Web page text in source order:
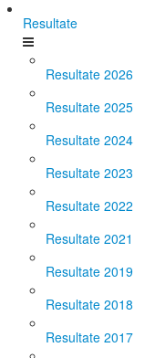
Resultate
Resultate 2026
Resultate 2025
Resultate 2024
Resultate 2023
Resultate 2022
Resultate 2021
Resultate 2019
Resultate 2018
Resultate 2017